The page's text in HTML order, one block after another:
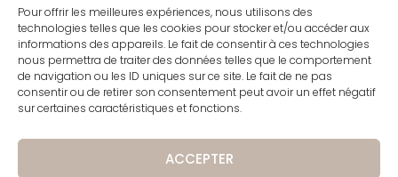
Pour offrir les meilleures expériences, nous utilisons des
technologies telles que les cookies pour stocker et/ou accéder aux
informations des appareils. Le fait de consentir à ces technologies
nous permettra de traiter des données telles que le comportement
de navigation ou les ID uniques sur ce site. Le fait de ne pas
consentir ou de retirer son consentement peut avoir un effet négatif
sur certaines caractéristiques et fonctions.
ACCEPTER
Techniques et Matériel pour Aquarelle
Pour commencer à peindre à l'aquarelle, il vous faut
quelques éléments essentiels : des pinceaux de
qualité, du papier épais spécialement conçu pour
techniques varient, de l'application mouillé sur mouillé
pour des effets flous et diffus, au mouillé sur sec pour